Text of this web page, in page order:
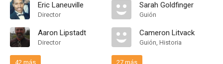
Eric Laneuville
Director
Aaron Lipstadt
Director
42 más
Sarah Goldfinger
Guión
Cameron Litvack
Guión, Historia
27 más